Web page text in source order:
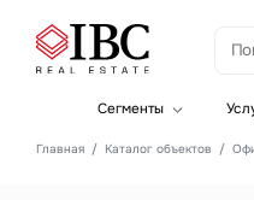
Сегменты
Складская
Главная Каталог объектов